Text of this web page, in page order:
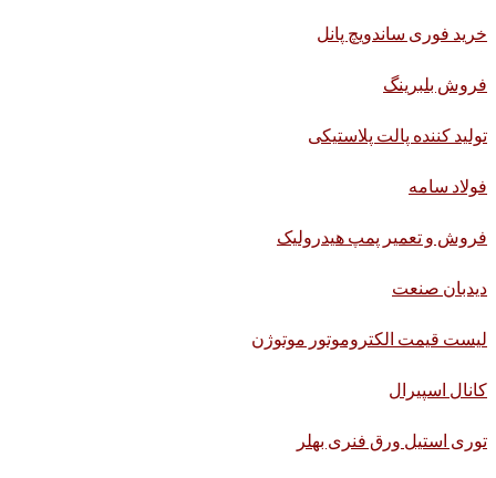
خرید فوری ساندویچ پانل
فروش بلبرینگ
تولید کننده پالت پلاستیکی
فولاد سامه
فروش و تعمیر پمپ هیدرولیک
دیدبان صنعت
لیست قیمت الکتروموتور موتوژن
کانال اسپیرال
توری استیل ورق فنری بهلر